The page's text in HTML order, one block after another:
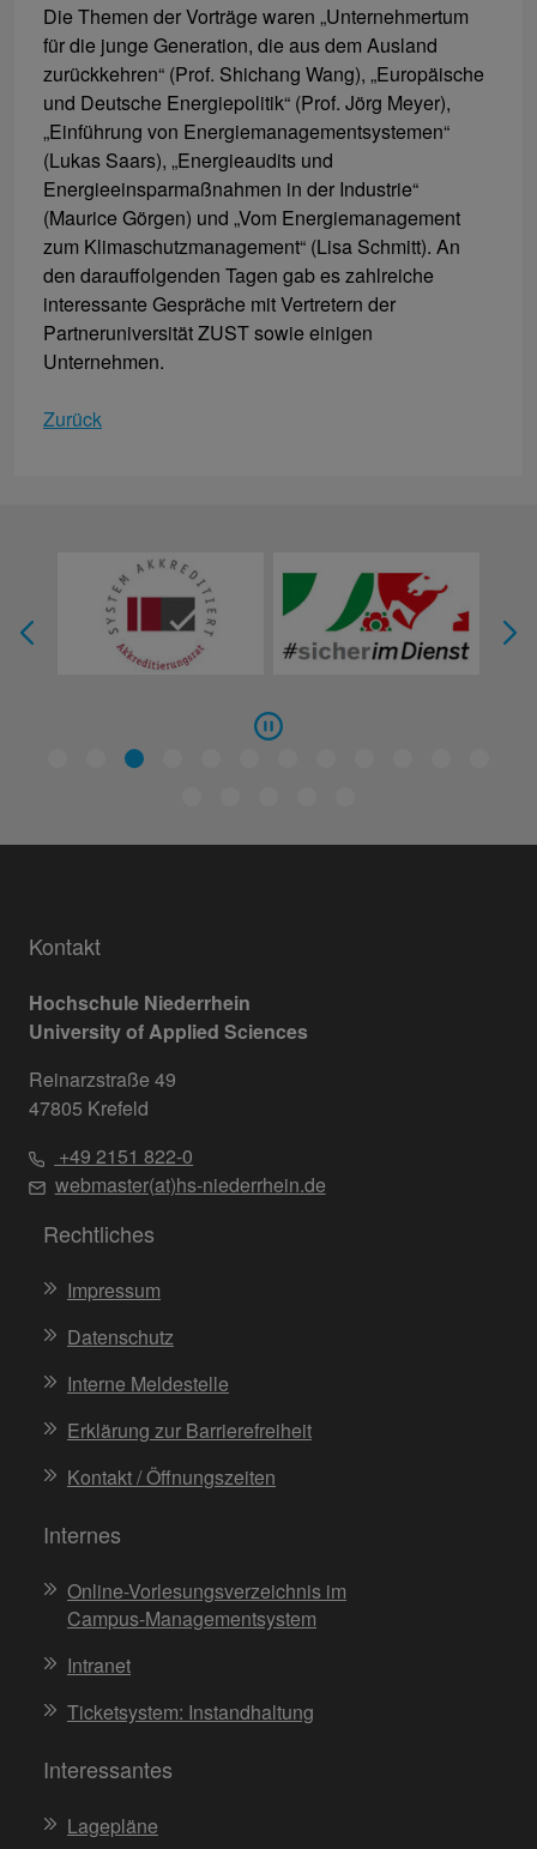
Die Themen der Vorträge waren „Unternehmertum
für die junge Generation, die aus dem Ausland
zurückkehren“ (Prof. Shichang Wang), „Europäische
und Deutsche Energiepolitik“ (Prof. Jörg Meyer),
„Einführung von Energiemanagementsystemen“
(Lukas Saars), „Energieaudits und
Energieeinsparmaßnahmen in der Industrie“
(Maurice Görgen) und „Vom Energiemanagement
zum Klimaschutzmanagement“ (Lisa Schmitt). An
den darauffolgenden Tagen gab es zahlreiche
interessante Gespräche mit Vertretern der
Partneruniversität ZUST sowie einigen
Unternehmen.
Zurück
Kontakt
Hochschule Niederrhein
University of Applied Sciences
Reinarzstraße 49
47805 Krefeld
+49 2151 822-0
webmaster(at)hs-niederrhein.de
Rechtliches
Impressum
Datenschutz
Interne Meldestelle
Erklärung zur Barrierefreiheit
Kontakt / Öffnungszeiten
Internes
Online-Vorlesungsverzeichnis im
Campus-Managementsystem
Intranet
Ticketsystem: Instandhaltung
Interessantes
Lagepläne